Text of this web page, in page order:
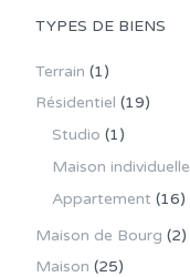
TYPES DE BIENS
Terrain (1)
Résidentiel (19)
Studio (1)
Maison individuelle
Appartement (16)
Maison de Bourg (2)
Maison (25)